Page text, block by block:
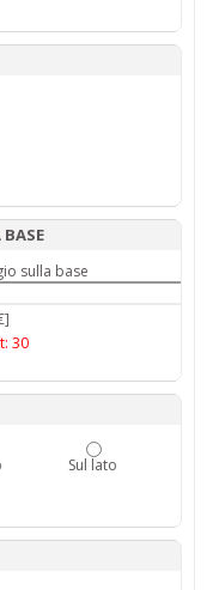
sulla base
30
Sul lato